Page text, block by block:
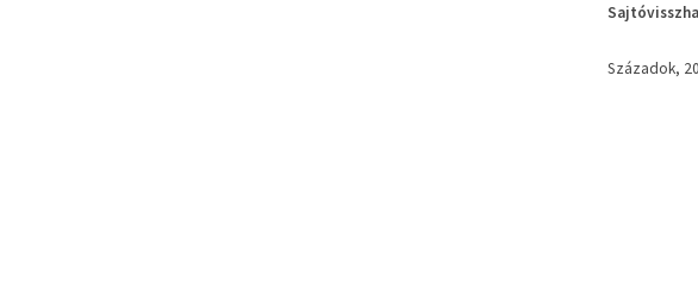
Századok,